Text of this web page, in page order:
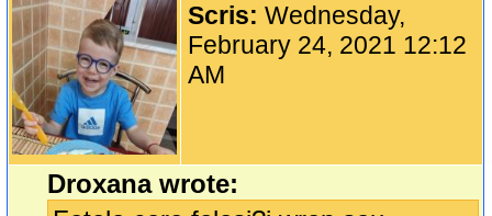
Scris:Wednesday,
February 24, 2021 12:12
AM
Droxana wrote: